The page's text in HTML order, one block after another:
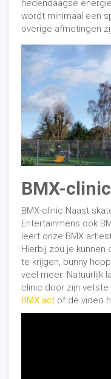
hedendaagse
wordt minimaal een
overige afmetingen
BMX-clinic
BMX-clinic Naast
Entertainmens ook
leert onze BMX
Hierbij zou je
te krijgen, bunny
veel meer. Natuurlijk
clinic door zijn vetste
BMX act of de video